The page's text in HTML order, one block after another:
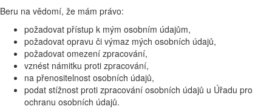
Beru na vědomí, že mám právo:
požadovat přístup k mým osobním údajům,
požadovat opravu či výmaz mých osobních údajů,
požadovat omezení zpracování,
vznést námitku proti zpracování,
na přenositelnost osobních údajů,
podat stížnost proti zpracování osobních údajů u Úřadu pro
ochranu osobních údajů.